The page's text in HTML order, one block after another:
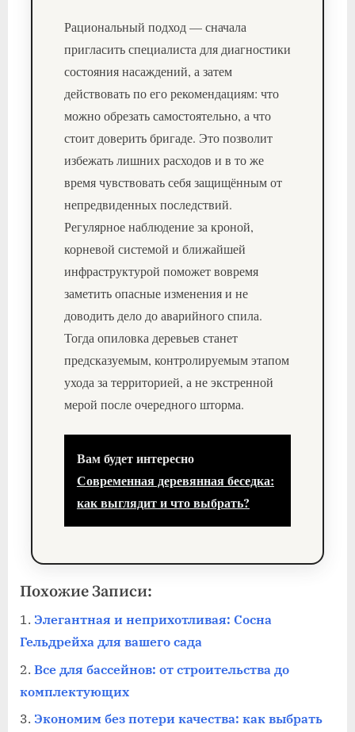
Рациональный подход — сначала
пригласить специалиста для диагностики
состояния насаждений, а затем
действовать по его рекомендациям: что
можно обрезать самостоятельно, а что
стоит доверить бригаде. Это позволит
избежать лишних расходов и в то же
время чувствовать себя защищённым от
непредвиденных последствий.
Регулярное наблюдение за кроной,
корневой системой и ближайшей
инфраструктурой поможет вовремя
заметить опасные изменения и не
доводить дело до аварийного спила.
Тогда опиловка деревьев станет
предсказуемым, контролируемым этапом
ухода за территорией, а не экстренной
мерой после очередного шторма.
Вам будет интересно
Современная деревянная беседка:
как выглядит и что выбрать?
Похожие Записи:
Элегантная и неприхотливая: Сосна
Гельдрейха для вашего сада
Все для бассейнов: от строительства до
комплектующих
Экономим без потери качества: как выбрать